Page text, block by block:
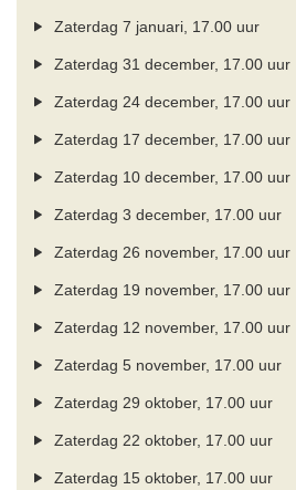
Zaterdag 7 januari, 17.00 uur
Zaterdag 31 december, 17.00 uur
Zaterdag 24 december, 17.00 uur
Zaterdag 17 december, 17.00 uur
Zaterdag 10 december, 17.00 uur
Zaterdag 3 december, 17.00 uur
Zaterdag 26 november, 17.00 uur
Zaterdag 19 november, 17.00 uur
Zaterdag 12 november, 17.00 uur
Zaterdag 5 november, 17.00 uur
Zaterdag 29 oktober, 17.00 uur
Zaterdag 22 oktober, 17.00 uur
Zaterdag 15 oktober, 17.00 uur